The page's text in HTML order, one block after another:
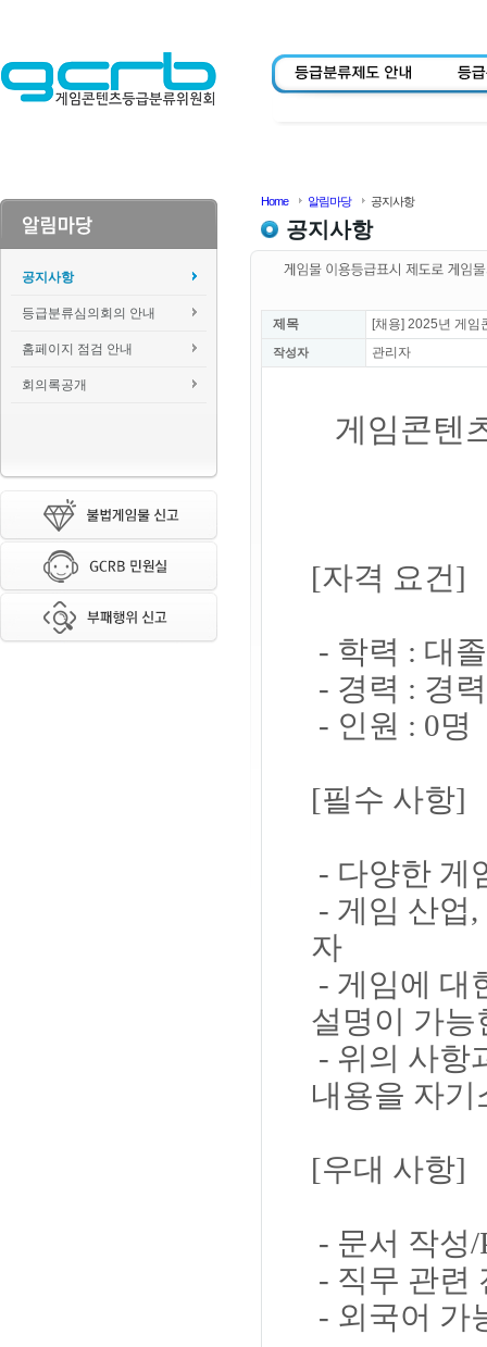
공지사항
등급분류심의회의 안내
홈페이지 점검 안내
회의록공개
Home 알림마당 공지사항
공지사항
제목 [채용] 2025년 게임
작성자 관리자
게임콘텐
[자격 요건]
- 학력 : 대
- 경력 : 경
- 인원 : 0명
[필수 사항]
- 다양한 게
- 게임 산업
자
- 게임에 대
설명이 가능
- 위의 사항
내용을 자
[우대 사항]
- 문서 작성/
- 직무 관련
- 외국어 가